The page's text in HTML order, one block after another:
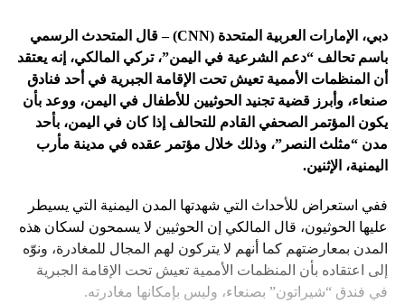
دبي، الإمارات العربية المتحدة (CNN) – قال المتحدث الرسمي
باسم تحالف “دعم الشرعية في اليمن”، تركي المالكي، إنه يعتقد
أن المنظمات الأممية تعيش تحت الإقامة الجبرية في أحد فنادق
صنعاء، وأبرز قضية تجنيد الحوثيين للأطفال في اليمن، ووعد بأن
يكون المؤتمر الصحفي القادم للتحالف إذا كان في اليمن، بأحد
مدن “مثلث النصر”، وذلك خلال مؤتمر عقده في مدينة مأرب
اليمنية، الإثنين.
ففي استعراض للأحداث التي شهدتها المدن اليمنية التي يسيطر
عليها الحوثيون، قال المالكي إن الحوثيين لا يسمحون لسكان هذه
المدن بمعارضتهم كما أنهم لا يتركون لهم المجال للمغادرة، ونوّه
إلى اعتقاده بأن المنظمات الأممية تعيش تحت الإقامة الجبرية
في فندق “شيراتون” بصنعاء، وليس بإمكانها مغادرته.